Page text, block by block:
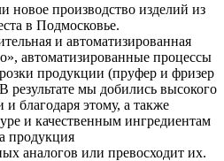
новое производство изделий из
в Подмосковье.
и автоматизированная
автоматизированные процессы
продукции (пруфер и фризер
результате мы добились высокого
и благодаря этому, а также
и качественным ингредиентам
продукция
аналогов или превосходит их.